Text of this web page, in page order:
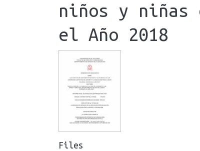
niños y niñas
el Año 2018
Files